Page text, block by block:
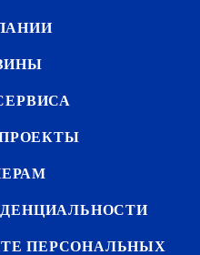
ПЕРСОНАЛЬНЫХ